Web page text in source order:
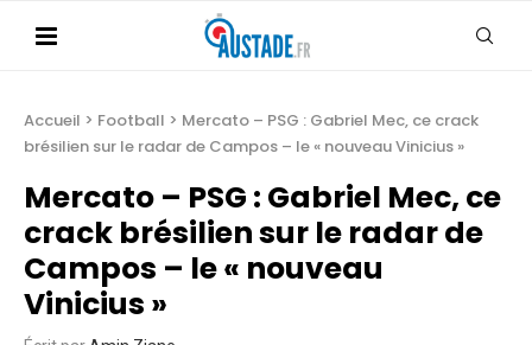
Accueil > Football > Mercato – PSG : Gabriel Mec, ce crack
brésilien sur le radar de Campos – le « nouveau Vinicius »
Mercato – PSG : Gabriel Mec, ce
crack brésilien sur le radar de
Campos – le « nouveau
Vinicius »